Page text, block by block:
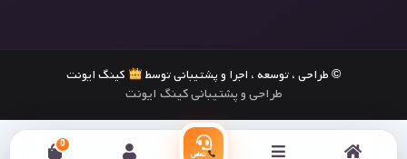
تماس
0
© طراحی ، توسعه ، اجرا و پشتیبانی توسط کینگ ایونت
طراحی و پشتیبانی کینگ ایونت